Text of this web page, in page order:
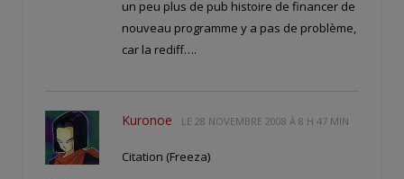
un peu plus de pub histoire de financer de
nouveau programme y a pas de problème,
car la rediff….
Kuronoe LE 28 NOVEMBRE 2008 À 8 H 47 MIN
Citation (Freeza)